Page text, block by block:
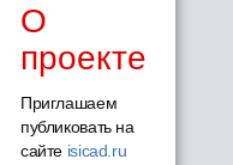
О
проекте
Приглашаем
публиковать на
сайте isicad.ru